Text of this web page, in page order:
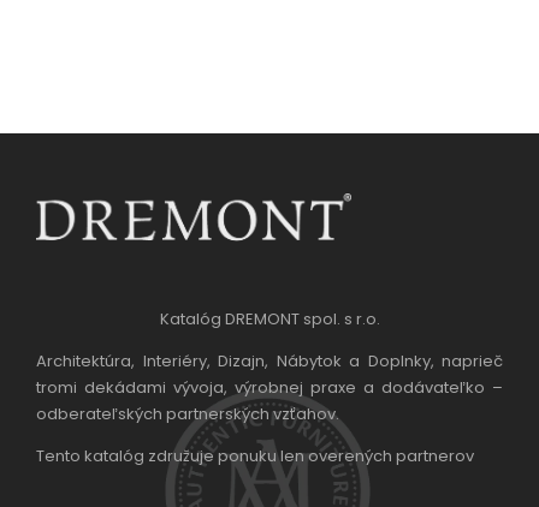
Katalóg DREMONT spol. s r.o.
Architektúra, Interiéry, Dizajn, Nábytok a Doplnky, naprieč
tromi dekádami vývoja, výrobnej praxe a dodávateľko –
odberateľských partnerských vzťahov.
Tento katalóg združuje ponuku len overených partnerov